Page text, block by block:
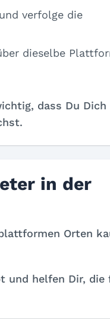
verfolge die
dieselbe
dass Du
in der
Orten
und helfen Dir, die